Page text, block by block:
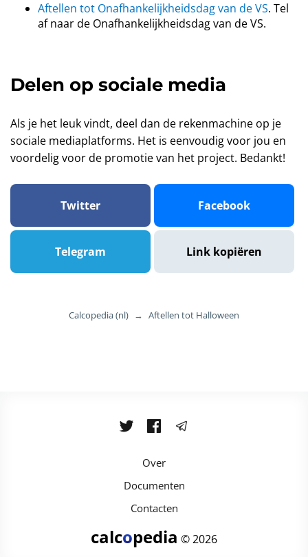
Aftellen tot Onafhankelijkheidsdag van de VS. Tel
af naar de Onafhankelijkheidsdag van de VS.
Delen op sociale media
Als je het leuk vindt, deel dan de rekenmachine op je
sociale mediaplatforms. Het is eenvoudig voor jou en
voordelig voor de promotie van het project. Bedankt!
Twitter Facebook
Telegram Link kopiëren
Calcopedia (nl) → Aftellen tot Halloween
Over
Documenten
Contacten
calcopedia © 2026